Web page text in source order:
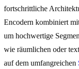
fortschrittliche
Encodern kombiniert
um hochwertige
wie räumlichen oder
auf dem umfangreichen